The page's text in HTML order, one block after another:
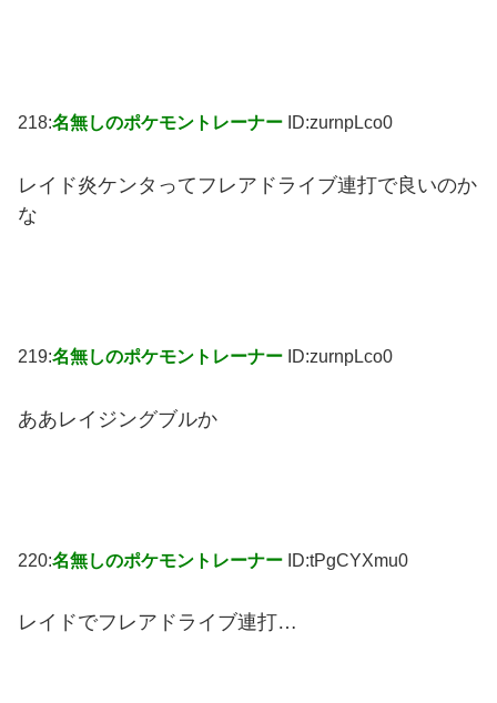
218:名無しのポケモントレーナー ID:zurnpLco0
レイド炎ケンタってフレアドライブ連打で良いのか
な
219:名無しのポケモントレーナー ID:zurnpLco0
ああレイジングブルか
220:名無しのポケモントレーナー ID:tPgCYXmu0
レイドでフレアドライブ連打…